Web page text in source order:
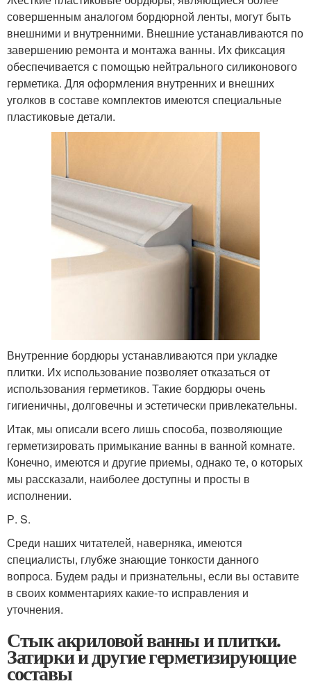
совершенным аналогом бордюрной ленты, могут быть
внешними и внутренними. Внешние устанавливаются по
завершению ремонта и монтажа ванны. Их фиксация
обеспечивается с помощью нейтрального силиконового
герметика. Для оформления внутренних и внешних
уголков в составе комплектов имеются специальные
пластиковые детали.
Внутренние бордюры устанавливаются при укладке
плитки. Их использование позволяет отказаться от
использования герметиков. Такие бордюры очень
гигиеничны, долговечны и эстетически привлекательны.
Итак, мы описали всего лишь способа, позволяющие
герметизировать примыкание ванны в ванной комнате.
Конечно, имеются и другие приемы, однако те, о которых
мы рассказали, наиболее доступны и просты в
исполнении.
Р. S.
Среди наших читателей, наверняка, имеются
специалисты, глубже знающие тонкости данного
вопроса. Будем рады и признательны, если вы оставите
в своих комментариях какие-то исправления и
уточнения.
Стык акриловой ванны и плитки.
Затирки и другие герметизирующие
составы